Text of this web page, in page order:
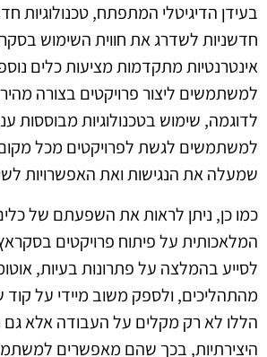
בעידן הדיגיטלי המתפתח, טכנולוגיות
חדשניות לשדרג את חווית השימוש
אינטרנטיות מתקדמות מציעות כלים
למשתמשים ליצור פרויקטים בצורה
לדוגמה, שימוש בטכנולוגיות מבוססות
למשתמשים לגשת לפרויקטים מכל
שמעלה את הנגישות ואת האפשרויות
המלאכותית על פיתוח פרויקטים
לסייע בהמלצה על פתרונות בעיות,
מהתהליכים, ולספק משוב מיידי על
הללו לא רק מקלים על העבודה אלא גם
היצירתיות, בכך שהם מאפשרים